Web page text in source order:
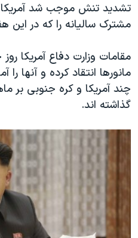
نرگس محمدی برنده جایزه نوبل
صفحه‌های ویژه
سفر پرزیدنت ترامپ به چین
تشدید تنش موجب شد
مشترک سالیانه را که در این
مقامات وزارت دفاع آمریکا
مانورها انتقاد کرده و آنها
چند آمریکا و کره جنوبی بر
گذاشته اند.